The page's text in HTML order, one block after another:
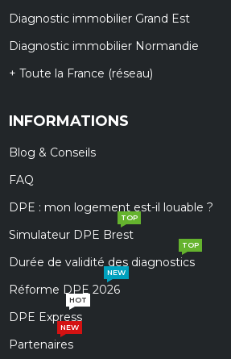
Diagnostic immobilier Grand Est
Diagnostic immobilier Normandie
+ Toute la France (réseau)
INFORMATIONS
Blog & Conseils
FAQ
DPE : mon logement est-il louable ?
Simulateur DPE Brest
TOP
Durée de validité des diagnostics
TOP
Réforme DPE 2026
NEW
DPE Express
HOT
Partenaires
NEW